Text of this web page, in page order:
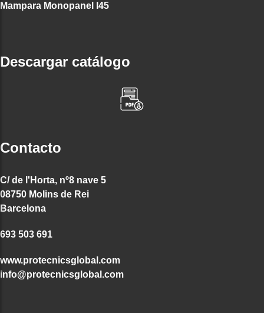
Mampara Monopanel I45
Descargar catálogo
Contacto
C/ de l'Horta, nº8 nave 5
08750 Molins de Rei
Barcelona
693 503 691
www.protecnicsglobal.com
info@protecnicsglobal.com